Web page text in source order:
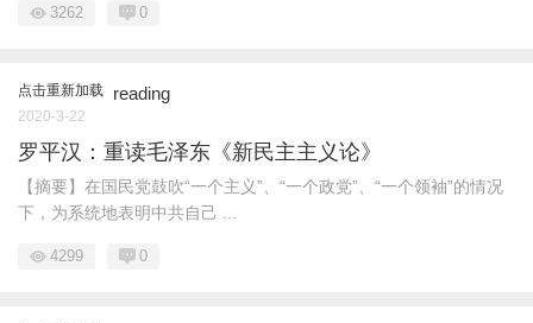
3262 0
点击重新加载 reading
2020-3-22
罗平汉：重读毛泽东《新民主主义论》
【摘要】在国民党鼓吹“一个主义”、“一个政党”、“一个领袖”的情况
下，为系统地表明中共自己 ...
4299 0